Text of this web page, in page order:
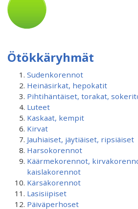
Ötökkäryhmät
Sudenkorennot
Heinäsirkat, hepokatit
Pihtihäntäiset, torakat,
Luteet
Kaskaat, kempit
Kirvat
Jauhiaiset, jäytiäiset, ripsiäiset
Harsokorennot
Käärmekorennot,
kaislakorennot
Kärsäkorennot
Lasisiipiset
Päiväperhoset